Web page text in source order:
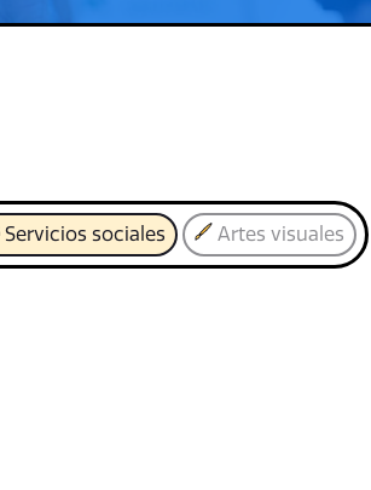
Servicios sociales Artes visuales